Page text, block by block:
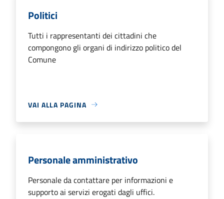
Politici
Tutti i rappresentanti dei cittadini che
compongono gli organi di indirizzo politico del
Comune
VAI ALLA PAGINA
Personale amministrativo
Personale da contattare per informazioni e
supporto ai servizi erogati dagli uffici.